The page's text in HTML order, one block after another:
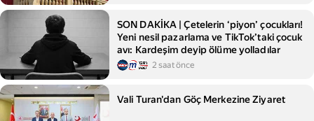
SON DAKİKA | Çetelerin ‘piyon’ çocukları!
Yeni nesil pazarlama ve TikTok’taki çocuk
avı: Kardeşim deyip ölüme yolladılar
2 saat önce
Vali Turan'dan Göç Merkezine Ziyaret